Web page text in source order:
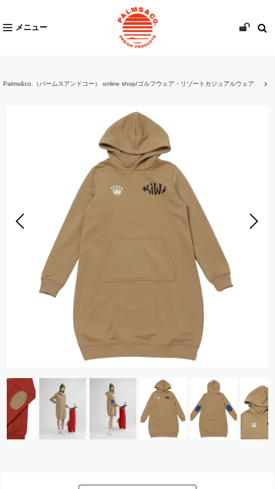
メニュー
Palms&co.（パームスアンドコー） online shop/ゴルフウェア・リゾートカジュアルウェア